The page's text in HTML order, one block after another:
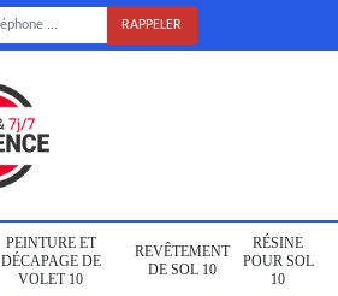
PEINTURE ET
DÉCAPAGE DE
VOLET 10
REVÊTEMENT
DE SOL 10
RÉSINE
POUR SOL
10